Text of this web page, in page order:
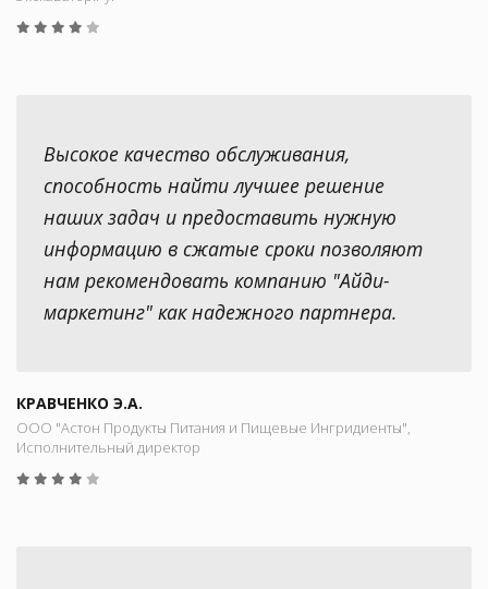
Высокое качество обслуживания,
способность найти лучшее решение
наших задач и предоставить нужную
информацию в сжатые сроки позволяют
нам рекомендовать компанию "Айди-
маркетинг" как надежного партнера.
КРАВЧЕНКО Э.А.
ООО "Астон Продукты Питания и Пищевые Ингридиенты",
Исполнительный директор